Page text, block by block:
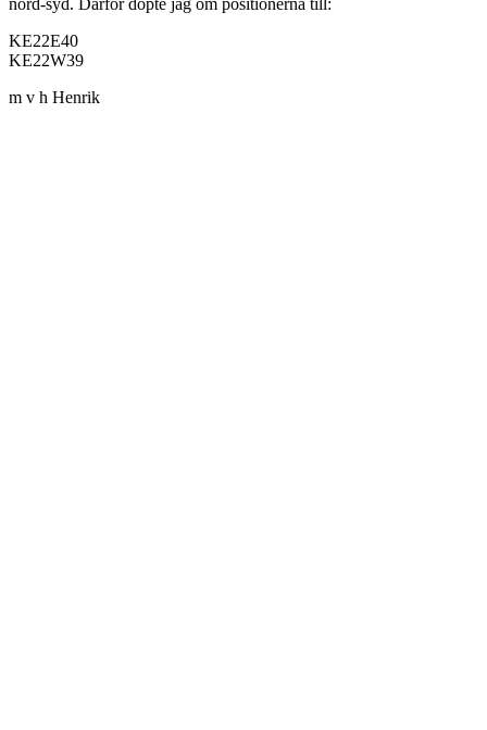
nord-syd. Därför döpte jag om positionerna till:
KE22E40
KE22W39
m v h Henrik